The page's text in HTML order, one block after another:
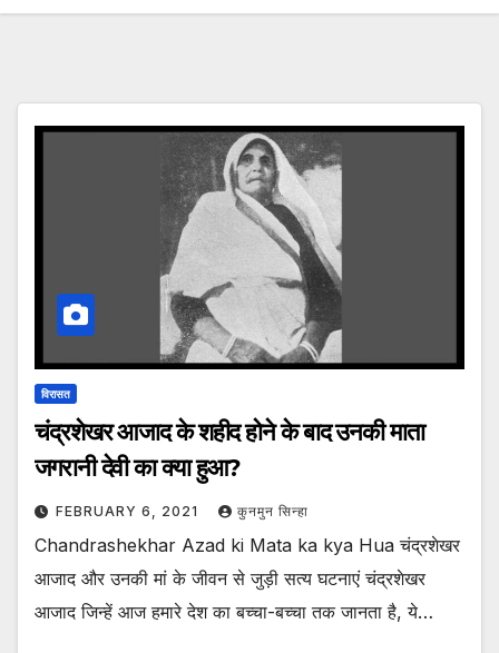
विरासत
चंद्रशेखर आजाद के शहीद होने के बाद उनकी माता
जगरानी देवी का क्या हुआ?
FEBRUARY 6, 2021 कुनमुन सिन्हा
Chandrashekhar Azad ki Mata ka kya Hua चंद्रशेखर
आजाद और उनकी मां के जीवन से जुड़ी सत्य घटनाएं चंद्रशेखर
आजाद जिन्हें आज हमारे देश का बच्चा-बच्चा तक जानता है, ये…